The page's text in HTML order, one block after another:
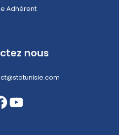
Adhérent
nous